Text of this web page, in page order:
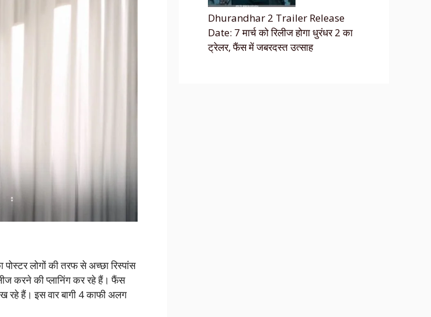
लोगों की तरफ से अच्छा रिस्पांस
करने की प्लानिंग कर रहे हैं। फैंस
रहे हैं। इस वार बागी 4 काफी अलग
Dhurandhar 2 Trailer Release
Date: 7 मार्च को रिलीज होगा धुरंधर 2 का
ट्रेलर, फैंस में जबरदस्त उत्साह